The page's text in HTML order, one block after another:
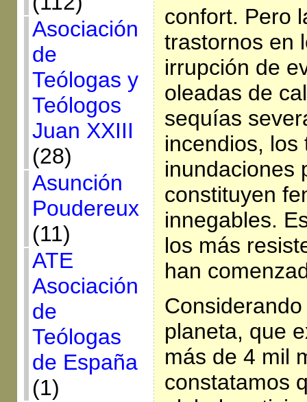
Asociación
de
Teólogas y
Teólogos
Juan XXIII
(28)
Asunción
Poudereux
(11)
ATE
Asociación
de
Teólogas
de España
(1)
confort. Pero
trastornos en
irrupción de
oleadas de
sequías
incendios, los
inundaciones
constituyen
innegables.
los más
han
planeta, que
más de 4 mil
constatamos